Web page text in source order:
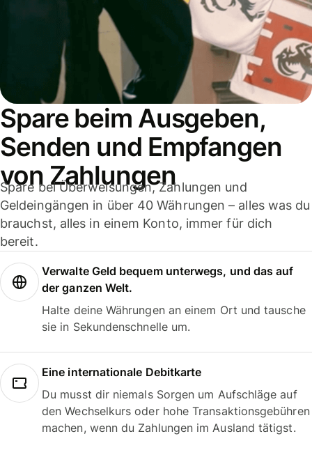
Spare beim Ausgeben,
Senden und Empfangen
von Zahlungen
Spare bei Überweisungen, Zahlungen und
Geldeingängen in über 40 Währungen – alles was du
brauchst, alles in einem Konto, immer für dich
bereit.
Verwalte Geld bequem unterwegs, und das auf
der ganzen Welt.
Halte deine Währungen an einem Ort und tausche
sie in Sekundenschnelle um.
Eine internationale Debitkarte
Du musst dir niemals Sorgen um Aufschläge auf
den Wechselkurs oder hohe Transaktionsgebühren
machen, wenn du Zahlungen im Ausland tätigst.